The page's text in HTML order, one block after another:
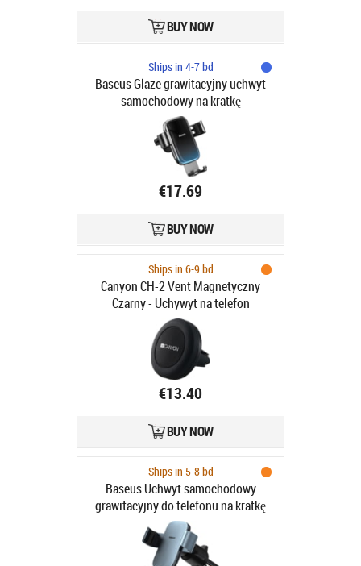
BUY NOW
Ships in 4-7 bd
Baseus Glaze grawitacyjny uchwyt
samochodowy na kratkę
wentylacyjną nawiew czarny SUYL-
LG01
€17.69
BUY NOW
Ships in 6-9 bd
Canyon CH-2 Vent Magnetyczny
Czarny - Uchywyt na telefon
€13.40
BUY NOW
Ships in 5-8 bd
Baseus Uchwyt samochodowy
grawitacyjny do telefonu na kratkę
nawiewu - szary Uchwyt
samochodowy grawitacyjny do
telefonu na kratkę nawiewu - szary